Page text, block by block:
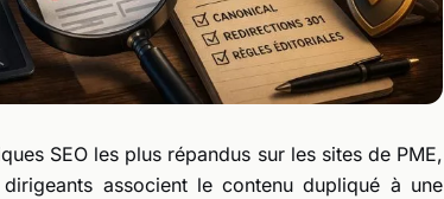
SEO les plus répandus sur les sites de PME,
associent le contenu dupliqué à une